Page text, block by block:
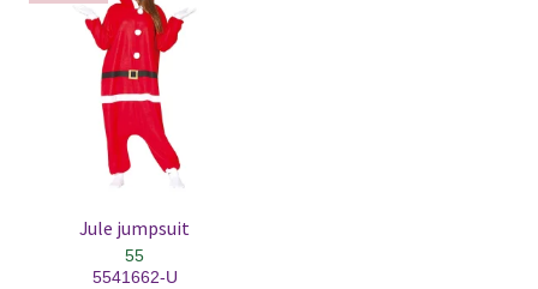
Jule jumpsuit
55
5541662-U